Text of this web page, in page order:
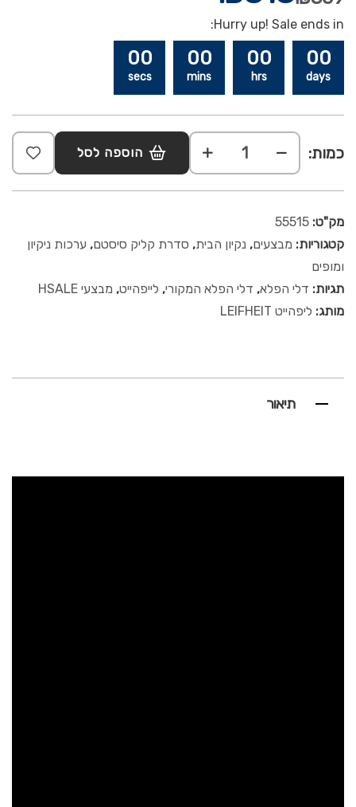
Hurry up! Sale ends in:
00
days
00
hrs
00
mins
00
secs
כמות: הוספה לסל
מק"ט: 55515
קטגוריות: מבצעים, נקיון הבית, סדרת קליק סיסטם, ערכות ניקיון
ומופים
תגיות: דלי הפלא, דלי הפלא המקורי, לייפהייט, מבצעי HSALE
מותג: ליפהייט LEIFHEIT
תיאור